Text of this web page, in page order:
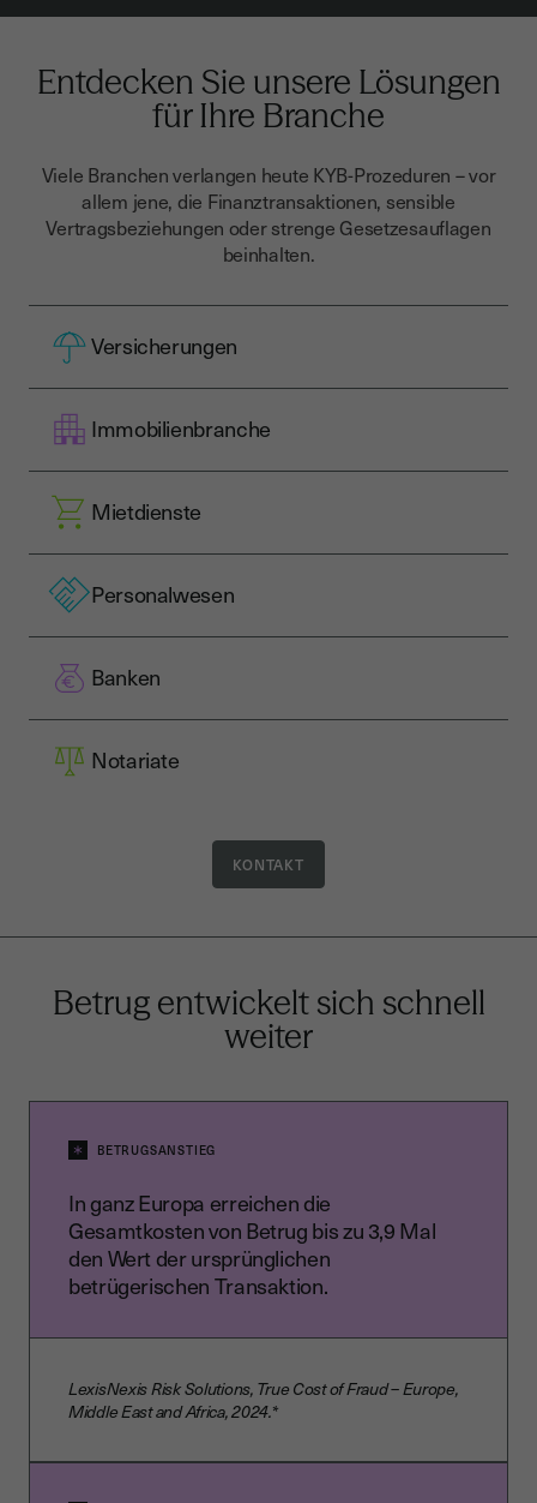
Entdecken Sie unsere Lösungen
für Ihre Branche
Viele Branchen verlangen heute KYB-Prozeduren – vor
allem jene, die Finanztransaktionen, sensible
Vertragsbeziehungen oder strenge Gesetzesauflagen
beinhalten.
Versicherungen
Immobilienbranche
Mietdienste
Personalwesen
Banken
Notariate
KONTAKT
Betrug entwickelt sich schnell
weiter
BETRUGSANSTIEG
In ganz Europa erreichen die
Gesamtkosten von Betrug bis zu 3,9 Mal
den Wert der ursprünglichen
betrügerischen Transaktion.
LexisNexis Risk Solutions, True Cost of Fraud – Europe,
Middle East and Africa, 2024.*